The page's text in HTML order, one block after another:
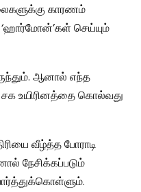
காரணம்
‘ஹார்மோன்’கள் செய்யும்
ஆனால் எந்த
சக உயிரினத்தை கொல்வது
வீழ்த்த போராடி
நேசிக்கப்படும்